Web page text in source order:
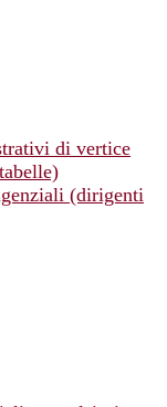
di vertice
(dirigenti